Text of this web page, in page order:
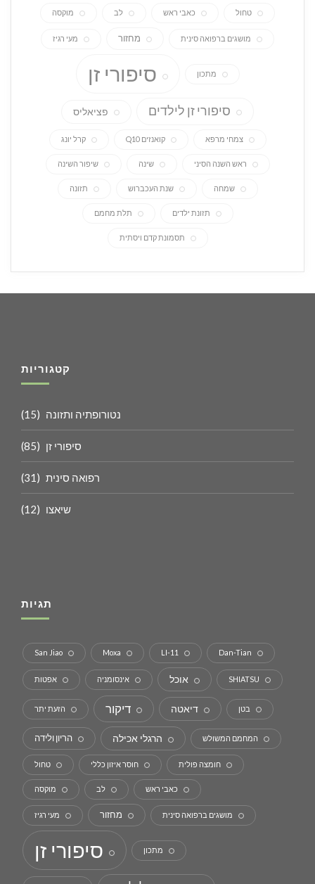
טחול כאבי ראש לב מוקסה
מושגים ברפואה סינית מחזור מעי רגיז
מתכון סיפורי זן
סיפורי זן לילדים פציאליס
צמחי מרפא קואנזים Q10 קרל יונג
ראש השנה הסיני שינה שיפור השינה
שמחה שנת העכברוש תזונה
תזונת ילדים תלת מחמם
תסמונת קדם ויסתית
קטגוריות
נטורופתיה ותזונה (15)
סיפורי זן (85)
רפואה סינית (31)
שיאצו (12)
תגיות
Dan-Tian
LI-11
Moxa
San Jiao
SHIATSU אוכל אינסומניה אפטות
בטן דיאטה דיקור הזעת יתר
המחמם המשולש הרגלי אכילה הריון ולידה
חומצה פולית חוסר איזון כללי טחול
כאבי ראש לב מוקסה
מושגים ברפואה סינית מחזור מעי רגיז
מתכון סיפורי זן